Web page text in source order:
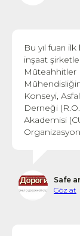
Bu yıl fuarı
inşaat
Müteahhitler
Konseyi,
Derneği
Akademisi
Safe
Göz at